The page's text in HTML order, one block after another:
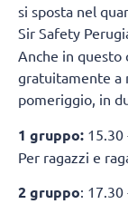
si sposta nel
Sir Safety
Anche in questo
gratuitamente a
pomeriggio, in
1 gruppo: 15.30
Per ragazzi e
2 gruppo: 17.30